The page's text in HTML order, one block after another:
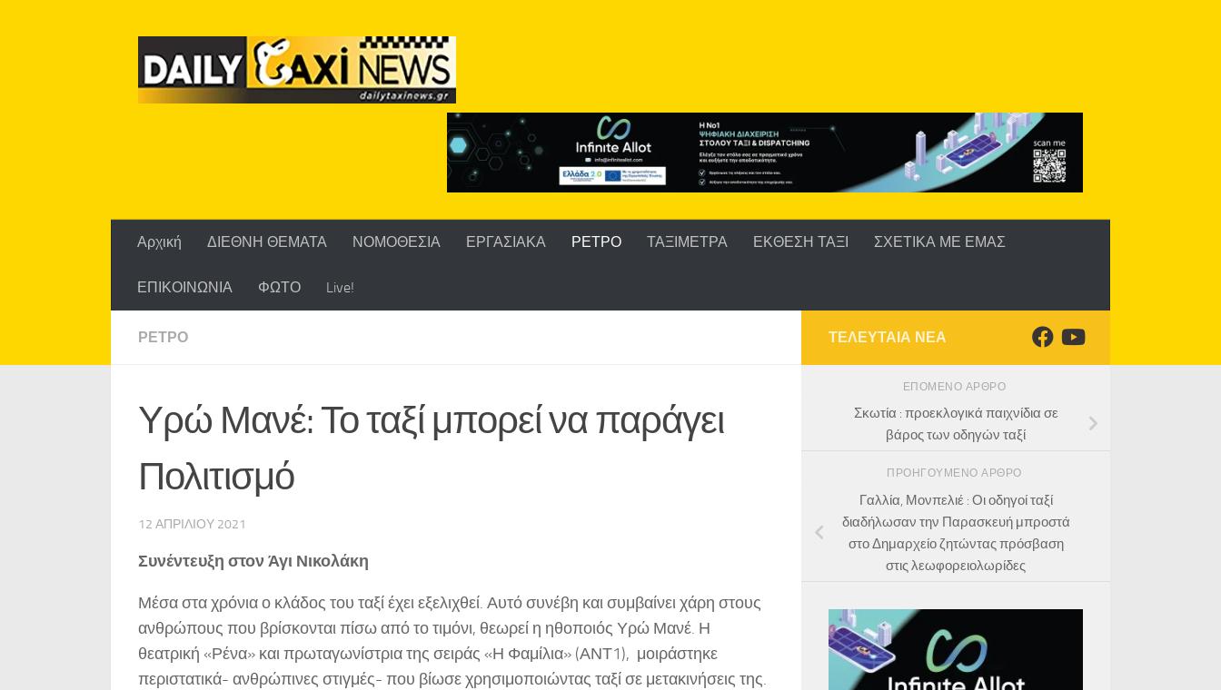
Αρχική ΔΙΕΘΝΗ ΘΕΜΑΤΑ ΝΟΜΟΘΕΣΙΑ ΕΡΓΑΣΙΑΚΑ ΡΕΤΡΟ ΤΑΞΙΜΕΤΡΑ ΕΚΘΕΣΗ ΤΑΞΙ ΣΧΕΤΙΚΑ ΜΕ ΕΜΑΣ
ΕΠΙΚΟΙΝΩΝΙΑ ΦΩΤΟ Live!
ΡΕΤΡΟ
Υρώ Μανέ: Το ταξί μπορεί να παράγει
Πολιτισμό
12 ΑΠΡΙΛΊΟΥ 2021
Συνέντευξη στον Άγι Νικολάκη
Μέσα στα χρόνια ο κλάδος του ταξί έχει εξελιχθεί. Αυτό συνέβη και συμβαίνει χάρη στους
ανθρώπους που βρίσκονται πίσω από το τιμόνι, θεωρεί η ηθοποιός Υρώ Μανέ. Η
θεατρική «Ρένα» και πρωταγωνίστρια της σειράς «Η Φαμίλια» (ΑΝΤ1), μοιράστηκε
περιστατικά- ανθρώπινες στιγμές- που βίωσε χρησιμοποιώντας ταξί σε μετακινήσεις της.
ΤΕΛΕΥΤΑΙΑ ΝΕΑ
ΕΠΌΜΕΝΟ ΆΡΘΡΟ
Σκωτία : προεκλογικά παιχνίδια σε
βάρος των οδηγών ταξί
ΠΡΟΗΓΟΎΜΕΝΟ ΆΡΘΡΟ
Γαλλία, Μονπελιέ : Οι οδηγοί ταξί
διαδήλωσαν την Παρασκευή μπροστά
στο Δημαρχείο ζητώντας πρόσβαση
στις λεωφορειολωρίδες